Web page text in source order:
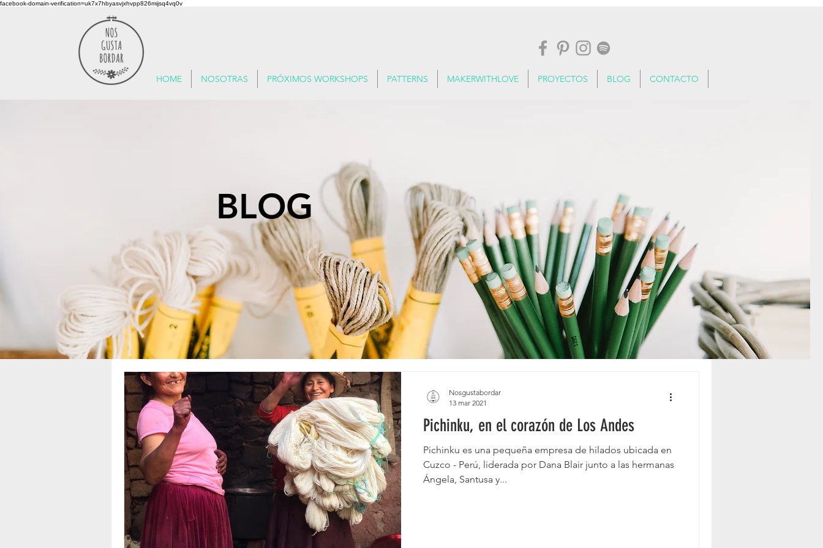
facebook-domain-verification=uk7x7hbyasvjxhvpp826mijsq4vq0v
HOME NOSOTRAS PRÓXIMOS WORKSHOPS PATTERNS MAKERWITHLOVE PROYECTOS BLOG CONTACTO
BLOG
Pichinku, en el corazón de Los Andes
Pichinku es una pequeña empresa de hilados ubicada en
Cuzco - Perú, liderada por Dana Blair junto a las hermanas
Ángela, Santusa y...
Nosgustabordar
13 mar 2021